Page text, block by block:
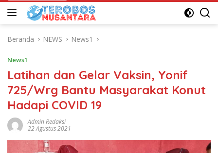
Beranda NEWS News1
News1
Latihan dan Gelar Vaksin, Yonif
725/Wrg Bantu Masyarakat Konut
Hadapi COVID 19
Admin Redaksi
22 Agustus 2021